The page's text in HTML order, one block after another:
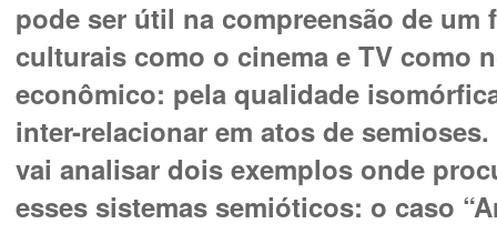
pode ser útil na compreensão de
culturais como o cinema e TV como
econômico: pela qualidade
inter-relacionar em atos de
vai analisar dois exemplos onde
esses sistemas semióticos: o caso